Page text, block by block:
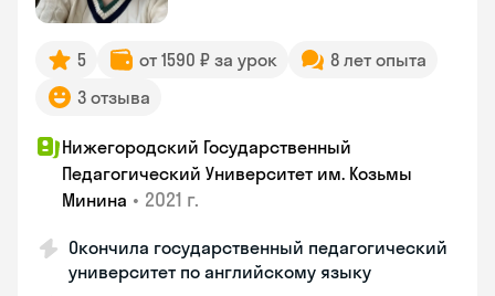
5 от 1590 ₽ за урок
8 лет опыта
3 отзыва
Нижегородский Государственный
Педагогический Университет им. Козьмы
Минина • 2021 г.
Окончила государственный педагогический
университет по английскому языку